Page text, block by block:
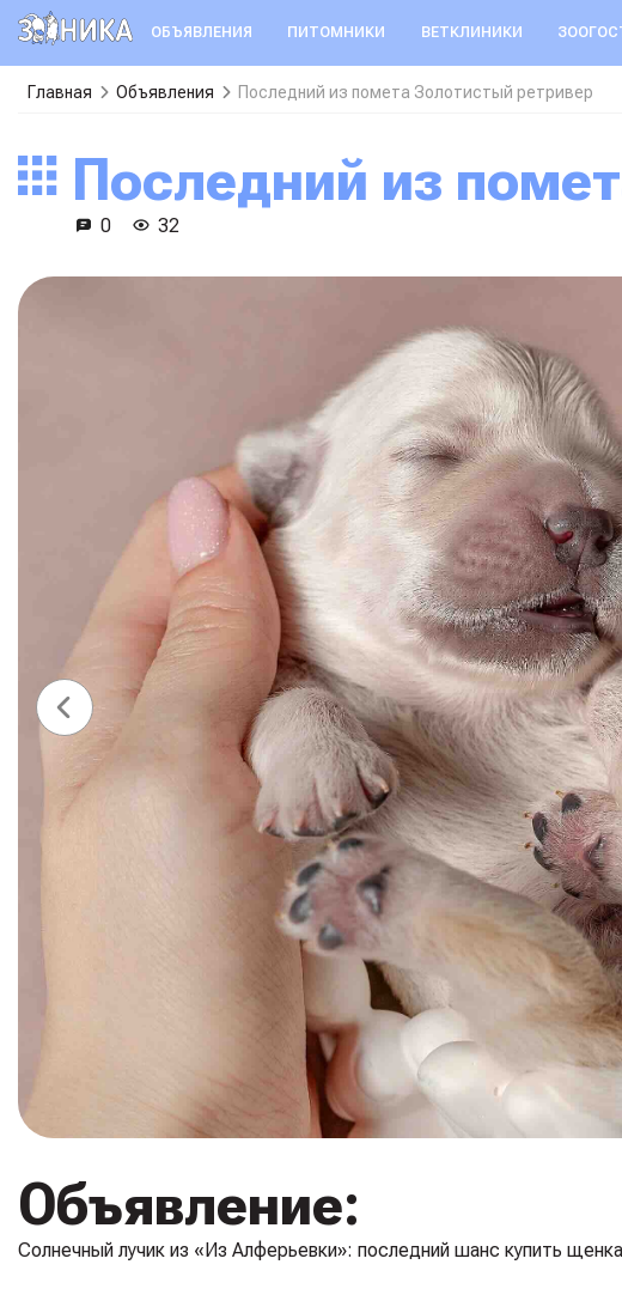
ОБЪЯВЛЕНИЯ ПИТОМНИКИ ВЕТКЛИНИКИ
Главная Объявления Последний из помета Золотистый ретривер
Последний из
0 32
Объявление:
Солнечный лучик из «Из Алферьевки»: последний шанс купить